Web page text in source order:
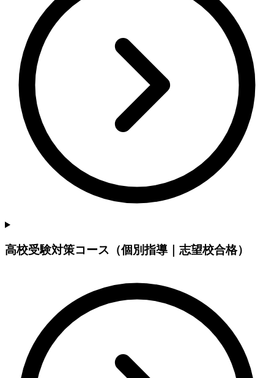
高校受験対策コース（個別指導｜志望校合格）